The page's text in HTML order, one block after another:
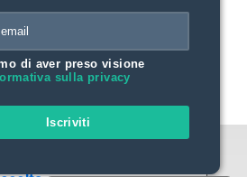
di aver preso visione
sulla privacy
Iscriviti
relative alla privacy